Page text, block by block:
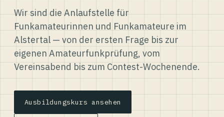
Wir sind die Anlaufstelle für
Funkamateurinnen und Funkamateure im
Alstertal — von der ersten Frage bis zur
eigenen Amateurfunkprüfung, vom
Vereinsabend bis zum Contest-Wochenende.
Ausbildungskurs ansehen